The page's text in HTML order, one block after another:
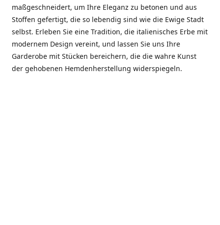
maßgeschneidert, um Ihre Eleganz zu betonen und aus
Stoffen gefertigt, die so lebendig sind wie die Ewige Stadt
selbst. Erleben Sie eine Tradition, die italienisches Erbe mit
modernem Design vereint, und lassen Sie uns Ihre
Garderobe mit Stücken bereichern, die die wahre Kunst
der gehobenen Hemdenherstellung widerspiegeln.